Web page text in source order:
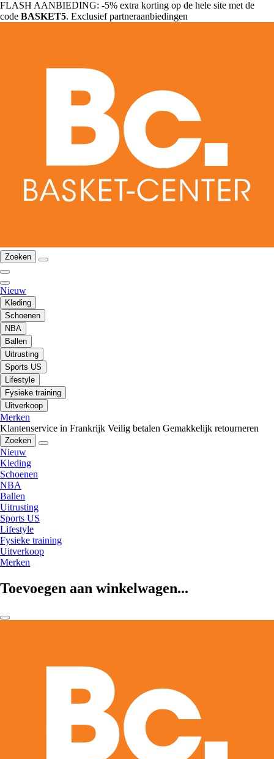
FLASH AANBIEDING: -5% extra korting op de hele site met de
code BASKET5. Exclusief partneraanbiedingen
Zoeken
Nieuw
Kleding
Schoenen
NBA
Ballen
Uitrusting
Sports US
Lifestyle
Fysieke training
Uitverkoop
Merken
Klantenservice in Frankrijk Veilig betalen Gemakkelijk retourneren
Zoeken
Nieuw
Kleding
Schoenen
NBA
Ballen
Uitrusting
Sports US
Lifestyle
Fysieke training
Uitverkoop
Merken
Toevoegen aan winkelwagen...